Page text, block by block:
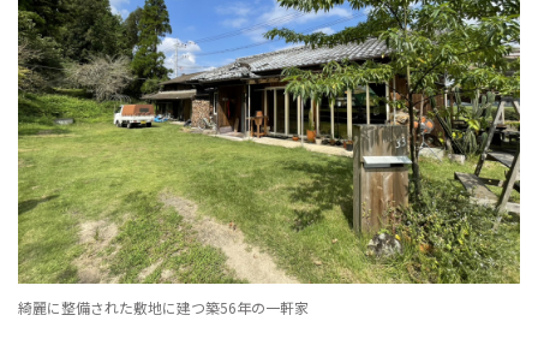
綺麗に整備された敷地に建つ築56年の一軒家